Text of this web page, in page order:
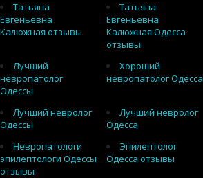
Татьяна
Евгеньевна
Калюжная отзывы
Татьяна
Евгеньевна
Калюжная Одесса
отзывы
Лучший
невропатолог
Одессы
Хороший
невропатолог Одесса
Лучший невролог
Одессы
Лучший невролог
Одесса
Невропатологи
эпилептологи Одессы
отзывы
Эпилептолог
Одесса отзывы